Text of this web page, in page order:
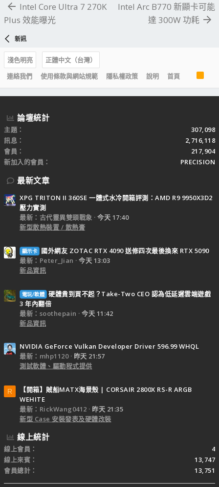
Intel Core Ultra 7 270K
Plus 效能曝光
Intel Arc B770 新顯卡可能
達 300W 功耗
新訊
淺色明亮
正體中文（台灣）
連絡我們
使用條款與網站規範 隱私權政策 說明 首頁
R
S
S
論壇統計
主題
307,098
訊息
2,716,118
會員
217,904
新加入的會員
PRECISION
最新文章
XPG TRITON II 360SE 一體式水冷開箱評測：AMD R9 9950X3D2
壓力實測
最新：古代靈異雙頭戰象
今天 17:40
新型散熱裝置 / 散熱膏
顯示卡
國外網友 ZOTAC RTX 4090 送修四次最後換來 RTX 5090
最新：Peter_Jian
今天 13:03
新品資訊
電玩/軟體 硬體貴到買不起？Take-Two CEO 認為低延遲雲端遊戲
3 年內翻倍
最新：soothepain
今天 11:42
新品資訊
NVIDIA GeForce Vulkan Developer Driver 596.99 WHQL
最新：mhp1120
昨天 21:57
測試軟體、驅動程式提供
R
【開箱】賊船MATX海景殼 | CORSAIR 2800X RS-R ARGB
WEHITE
最新：RickWang0412
昨天 21:35
新型 Case 安裝發表及硬體改裝
線上統計
線上會員
4
線上來賓
13,747
會員總計
13,751